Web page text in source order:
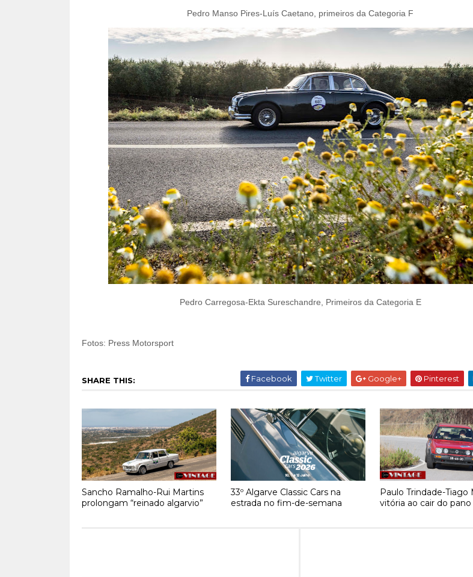
Pedro Manso Pires-Luís Caetano, primeiros da Categoria F
Pedro Carregosa-Ekta Sureschandre, Primeiros da Categoria E
Fotos: Press Motorsport
SHARE THIS: Facebook Twitter Google+ Pinterest
Sancho Ramalho-Rui Martins
prolongam “reinado algarvio”
33º Algarve Classic Cars na
estrada no fim-de-semana
Paulo Trindade-Tiago
vitória ao cair do pano